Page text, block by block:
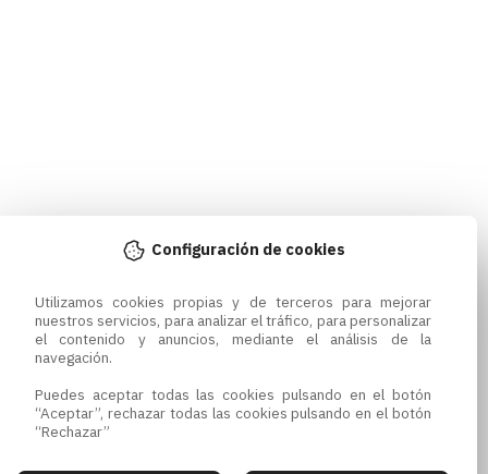
Configuración de cookies
Utilizamos cookies propias y de terceros para mejorar
nuestros servicios, para analizar el tráfico, para personalizar
el contenido y anuncios, mediante el análisis de la
navegación.
Puedes aceptar todas las cookies pulsando en el botón
“Aceptar”, rechazar todas las cookies pulsando en el botón
“Rechazar”